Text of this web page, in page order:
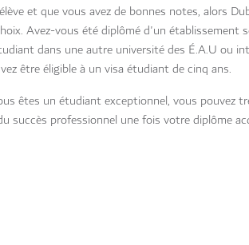
et que vous avez de bonnes notes, alors
Avez-vous été diplômé d'un
dans une autre université des É.A.U ou
être éligible à un visa étudiant de cinq ans.
êtes un étudiant exceptionnel, vous pouvez
succès professionnel une fois votre diplôme